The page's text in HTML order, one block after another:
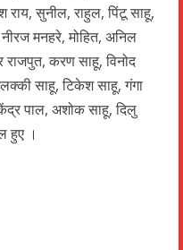
राय, सुनील, राहुल, पिंटू साहू,
मनहरे, मोहित, अनिल
करण साहू, विनोद
लक्की साहू, टिकेश साहू, गंगा
पाल, अशोक साहू, दिलु
हुए ।